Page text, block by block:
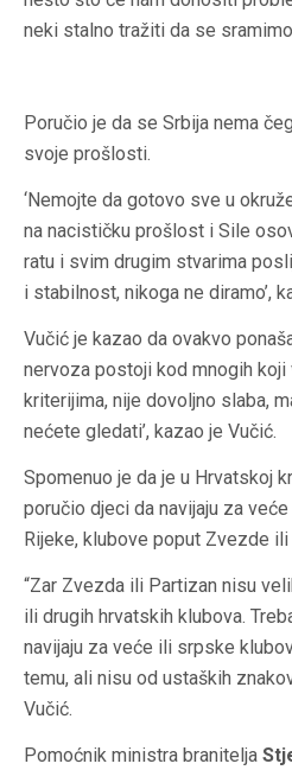
neki stalno tražiti da se sramimo
Poručio je da se Srbija nema
svoje prošlosti.
‘Nemojte da gotovo sve u
na nacističku prošlost i Sile
ratu i svim drugim stvarima
i stabilnost, nikoga ne diramo’,
Vučić je kazao da ovakvo
nervoza postoji kod mnogih koji
kriterijima, nije dovoljno slaba,
nećete gledati’, kazao je Vučić.
Spomenuo je da je u Hrvatskoj
poručio djeci da navijaju za
Rijeke, klubove poput Zvezde ili
“Zar Zvezda ili Partizan nisu
ili drugih hrvatskih klubova.
navijaju za veće ili srpske
temu, ali nisu od ustaških
Vučić.
Pomoćnik ministra branitelja